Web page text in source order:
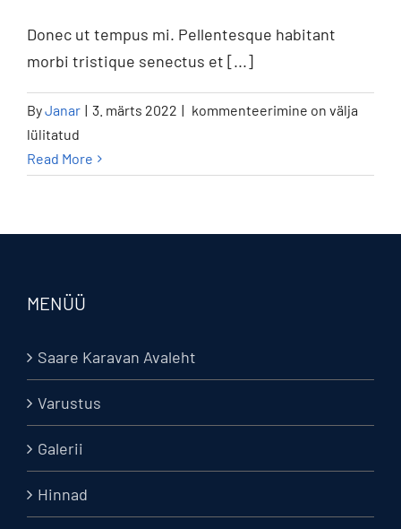
Why should I choose
your dealership?
Donec ut tempus mi. Pellentesque habitant
morbi tristique senectus et [...]
ByJanar | 3. märts 2022 | Why
dealership?
kommenteerimine on välja
lülitatud
Read More
MENÜÜ
Saare Karavan Avaleht
Varustus
Galerii
Hinnad